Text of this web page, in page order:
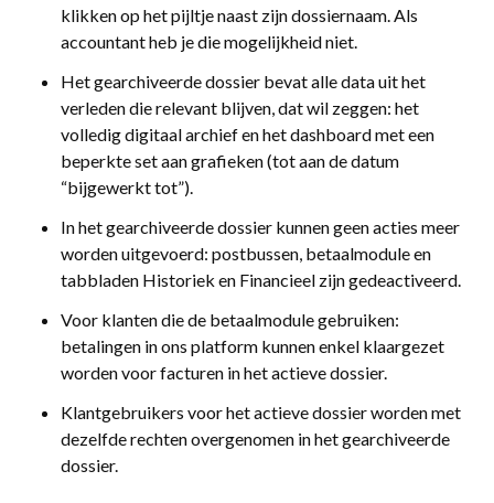
klikken op het pijltje naast zijn dossiernaam. Als
accountant heb je die mogelijkheid niet.
Het gearchiveerde dossier bevat alle data uit het
verleden die relevant blijven, dat wil zeggen: het
volledig digitaal archief en het dashboard met een
beperkte set aan grafieken (tot aan de datum
“bijgewerkt tot”).
In het gearchiveerde dossier kunnen geen acties meer
worden uitgevoerd: postbussen, betaalmodule en
tabbladen Historiek en Financieel zijn gedeactiveerd.
Voor klanten die de betaalmodule gebruiken:
betalingen in ons platform kunnen enkel klaargezet
worden voor facturen in het actieve dossier.
Klantgebruikers voor het actieve dossier worden met
dezelfde rechten overgenomen in het gearchiveerde
dossier.